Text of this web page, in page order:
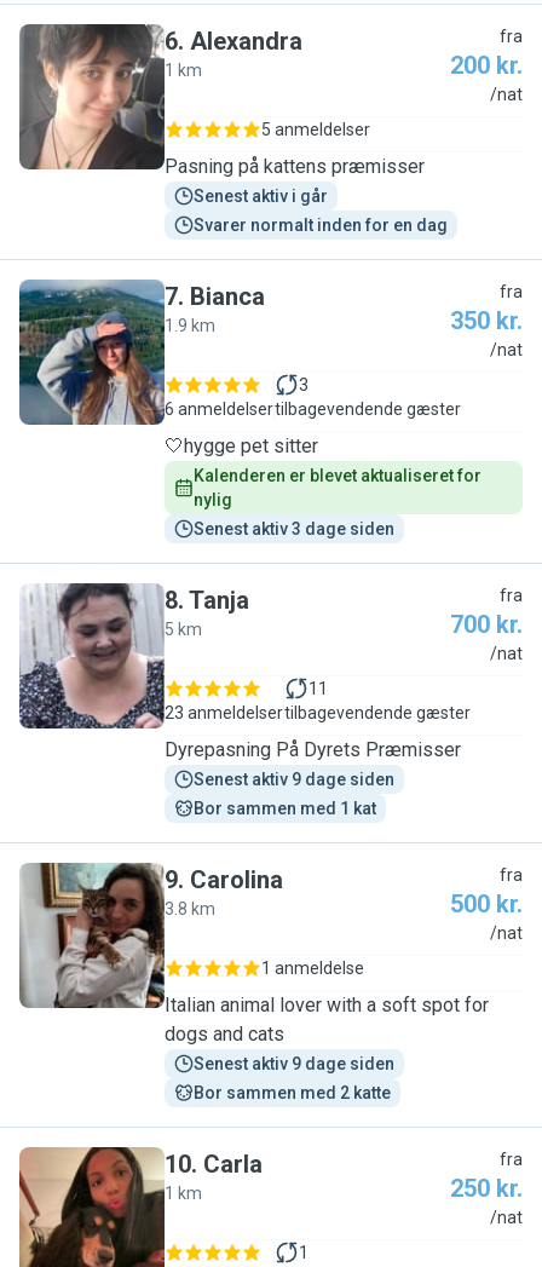
A
6. Alexandra
1 km
fra
200 kr.
/nat
5 anmeldelser
Pasning på kattens præmisser
Senest aktiv i går
Svarer normalt inden for en dag
B
7. Bianca
1.9 km
fra
350 kr.
/nat
6 anmeldelser
3
tilbagevendende gæster
🤍hygge pet sitter
Kalenderen er blevet aktualiseret for
nylig
Senest aktiv 3 dage siden
T
8. Tanja
5 km
fra
700 kr.
/nat
23 anmeldelser
11
tilbagevendende gæster
Dyrepasning På Dyrets Præmisser
Senest aktiv 9 dage siden
Bor sammen med 1 kat
C
9. Carolina
3.8 km
fra
500 kr.
/nat
1 anmeldelse
Italian animal lover with a soft spot for
dogs and cats
Senest aktiv 9 dage siden
Bor sammen med 2 katte
C
10. Carla
1 km
fra
250 kr.
/nat
1